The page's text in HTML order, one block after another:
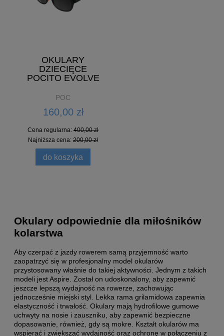
OKULARY
DZIECIĘCE
POCITO EVOLVE
POC
160,00 zł
Cena regularna: 400,00 zł
Najniższa cena: 200,00 zł
do koszyka
Okulary odpowiednie dla miłośników
kolarstwa
Aby czerpać z jazdy rowerem samą przyjemność warto
zaopatrzyć się w profesjonalny model okularów
przystosowany właśnie do takiej aktywności. Jednym z takich
modeli jest Aspire. Został on udoskonalony, aby zapewnić
jeszcze lepszą wydajność na rowerze, zachowując
jednocześnie miejski styl. Lekka rama grilamidowa zapewnia
elastyczność i trwałość. Okulary mają hydrofilowe gumowe
uchwyty na nosie i zauszniku, aby zapewnić bezpieczne
dopasowanie, również, gdy są mokre. Kształt okularów ma
wspierać i zwiększać wydajność oraz ochronę w połączeniu z